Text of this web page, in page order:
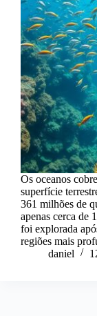
Os oceanos
superfície
361 milhões de
apenas cerca de
foi explorada
regiões mais
daniel